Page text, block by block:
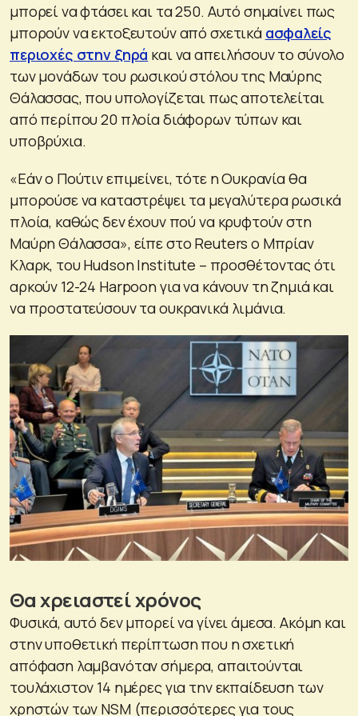
μπορεί να φτάσει και τα 250. Αυτό σημαίνει πως
μπορούν να εκτοξευτούν από σχετικά ασφαλείς
περιοχές στην ξηρά και να απειλήσουν το σύνολο
των μονάδων του ρωσικού στόλου της Μαύρης
Θάλασσας, που υπολογίζεται πως αποτελείται
από περίπου 20 πλοία διάφορων τύπων και
υποβρύχια.
«Εάν ο Πούτιν επιμείνει, τότε η Ουκρανία θα
μπορούσε να καταστρέψει τα μεγαλύτερα ρωσικά
πλοία, καθώς δεν έχουν πού να κρυφτούν στη
Μαύρη Θάλασσα», είπε στο Reuters ο Μπρίαν
Κλαρκ, του Hudson Institute – προσθέτοντας ότι
αρκούν 12-24 Harpoon για να κάνουν τη ζημιά και
να προστατεύσουν τα ουκρανικά λιμάνια.
Θα χρειαστεί χρόνος
Φυσικά, αυτό δεν μπορεί να γίνει άμεσα. Ακόμη και
στην υποθετική περίπτωση που η σχετική
απόφαση λαμβανόταν σήμερα, απαιτούνται
τουλάχιστον 14 ημέρες για την εκπαίδευση των
χρηστών των NSM (περισσότερες για τους